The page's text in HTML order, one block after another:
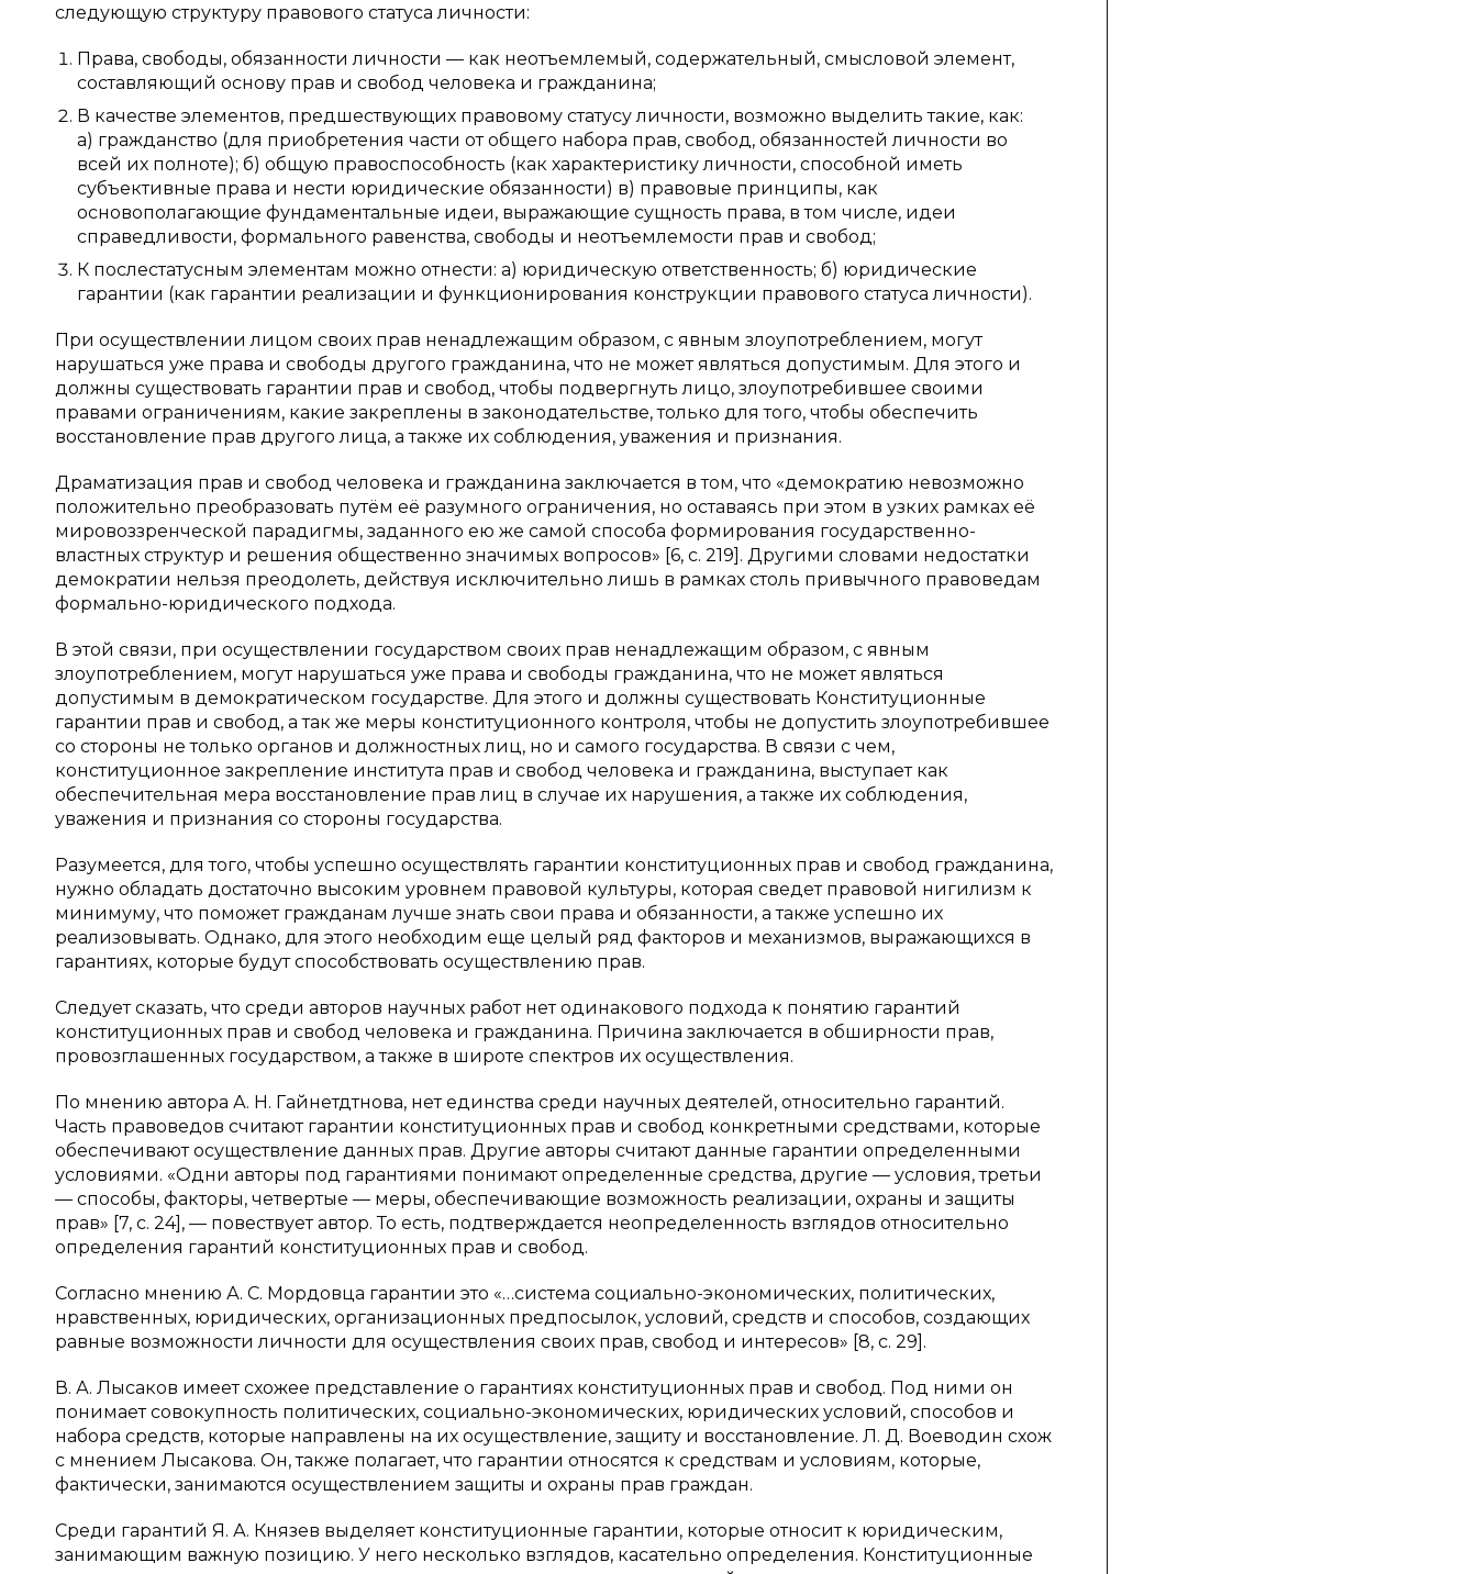
следующую структуру правового статуса личности:
Права, свободы, обязанности личности — как неотъемлемый, содержательный, смысловой элемент,
составляющий основу прав и свобод человека и гражданина;
В качестве элементов, предшествующих правовому статусу личности, возможно выделить такие, как:
а) гражданство (для приобретения части от общего набора прав, свобод, обязанностей личности во
всей их полноте); б) общую правоспособность (как характеристику личности, способной иметь
субъективные права и нести юридические обязанности) в) правовые принципы, как
основополагающие фундаментальные идеи, выражающие сущность права, в том числе, идеи
справедливости, формального равенства, свободы и неотъемлемости прав и свобод;
К послестатусным элементам можно отнести: а) юридическую ответственность; б) юридические
гарантии (как гарантии реализации и функционирования конструкции правового статуса личности).
При осуществлении лицом своих прав ненадлежащим образом, с явным злоупотреблением, могут
нарушаться уже права и свободы другого гражданина, что не может являться допустимым. Для этого и
должны существовать гарантии прав и свобод, чтобы подвергнуть лицо, злоупотребившее своими
правами ограничениям, какие закреплены в законодательстве, только для того, чтобы обеспечить
восстановление прав другого лица, а также их соблюдения, уважения и признания.
Драматизация прав и свобод человека и гражданина заключается в том, что «демократию невозможно
положительно преобразовать путём её разумного ограничения, но оставаясь при этом в узких рамках её
мировоззренческой парадигмы, заданного ею же самой способа формирования государственно-
властных структур и решения общественно значимых вопросов» [6, c. 219]. Другими словами недостатки
демократии нельзя преодолеть, действуя исключительно лишь в рамках столь привычного правоведам
формально-юридического подхода.
В этой связи, при осуществлении государством своих прав ненадлежащим образом, с явным
злоупотреблением, могут нарушаться уже права и свободы гражданина, что не может являться
допустимым в демократическом государстве. Для этого и должны существовать Конституционные
гарантии прав и свобод, а так же меры конституционного контроля, чтобы не допустить злоупотребившее
со стороны не только органов и должностных лиц, но и самого государства. В связи с чем,
конституционное закрепление института прав и свобод человека и гражданина, выступает как
обеспечительная мера восстановление прав лиц в случае их нарушения, а также их соблюдения,
уважения и признания со стороны государства.
Разумеется, для того, чтобы успешно осуществлять гарантии конституционных прав и свобод гражданина,
нужно обладать достаточно высоким уровнем правовой культуры, которая сведет правовой нигилизм к
минимуму, что поможет гражданам лучше знать свои права и обязанности, а также успешно их
реализовывать. Однако, для этого необходим еще целый ряд факторов и механизмов, выражающихся в
гарантиях, которые будут способствовать осуществлению прав.
Следует сказать, что среди авторов научных работ нет одинакового подхода к понятию гарантий
конституционных прав и свобод человека и гражданина. Причина заключается в обширности прав,
провозглашенных государством, а также в широте спектров их осуществления.
По мнению автора А. Н. Гайнетдтнова, нет единства среди научных деятелей, относительно гарантий.
Часть правоведов считают гарантии конституционных прав и свобод конкретными средствами, которые
обеспечивают осуществление данных прав. Другие авторы считают данные гарантии определенными
условиями. «Одни авторы под гарантиями понимают определенные средства, другие — условия, третьи
— способы, факторы, четвертые — меры, обеспечивающие возможность реализации, охраны и защиты
прав» [7, c. 24], — повествует автор. То есть, подтверждается неопределенность взглядов относительно
определения гарантий конституционных прав и свобод.
Согласно мнению А. С. Мордовца гарантии это «…система социально-экономических, политических,
нравственных, юридических, организационных предпосылок, условий, средств и способов, создающих
равные возможности личности для осуществления своих прав, свобод и интересов» [8, c. 29].
В. А. Лысаков имеет схожее представление о гарантиях конституционных прав и свобод. Под ними он
понимает совокупность политических, социально-экономических, юридических условий, способов и
набора средств, которые направлены на их осуществление, защиту и восстановление. Л. Д. Воеводин схож
с мнением Лысакова. Он, также полагает, что гарантии относятся к средствам и условиям, которые,
фактически, занимаются осуществлением защиты и охраны прав граждан.
Среди гарантий Я. А. Князев выделяет конституционные гарантии, которые относит к юридическим,
занимающим важную позицию. У него несколько взглядов, касательно определения. Конституционные